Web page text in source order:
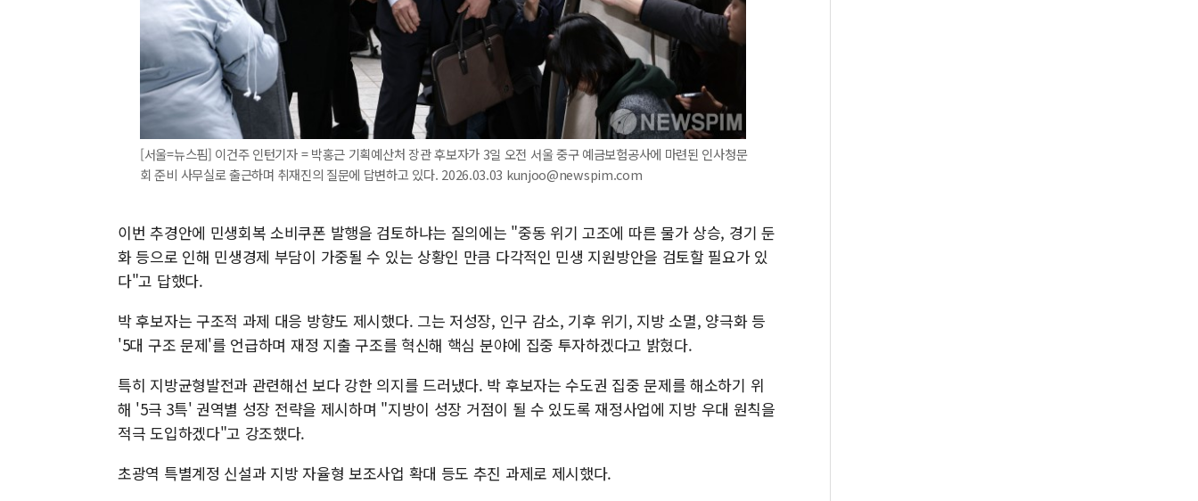
[서울=뉴스핌] 이건주 인턴기자 = 박홍근 기획예산처 장관 후보자가 3일 오전 서울 중구 예금보험공사에 마련된 인사청문
회 준비 사무실로 출근하며 취재진의 질문에 답변하고 있다. 2026.03.03 kunjoo@newspim.com
이번 추경안에 민생회복 소비쿠폰 발행을 검토하냐는 질의에는 "중동 위기 고조에 따른 물가 상승, 경기 둔
화 등으로 인해 민생경제 부담이 가중될 수 있는 상황인 만큼 다각적인 민생 지원방안을 검토할 필요가 있
다"고 답했다.
박 후보자는 구조적 과제 대응 방향도 제시했다. 그는 저성장, 인구 감소, 기후 위기, 지방 소멸, 양극화 등
'5대 구조 문제'를 언급하며 재정 지출 구조를 혁신해 핵심 분야에 집중 투자하겠다고 밝혔다.
특히 지방균형발전과 관련해선 보다 강한 의지를 드러냈다. 박 후보자는 수도권 집중 문제를 해소하기 위
해 '5극 3특' 권역별 성장 전략을 제시하며 "지방이 성장 거점이 될 수 있도록 재정사업에 지방 우대 원칙을
적극 도입하겠다"고 강조했다.
초광역 특별계정 신설과 지방 자율형 보조사업 확대 등도 추진 과제로 제시했다.